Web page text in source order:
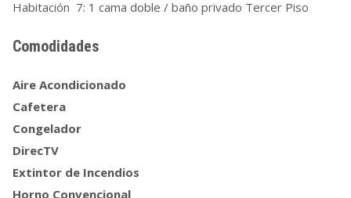
Habitación 7: 1 cama doble / baño privado Tercer Piso
Comodidades
Aire Acondicionado
Cafetera
Congelador
DirecTV
Extintor de Incendios
Horno Convencional